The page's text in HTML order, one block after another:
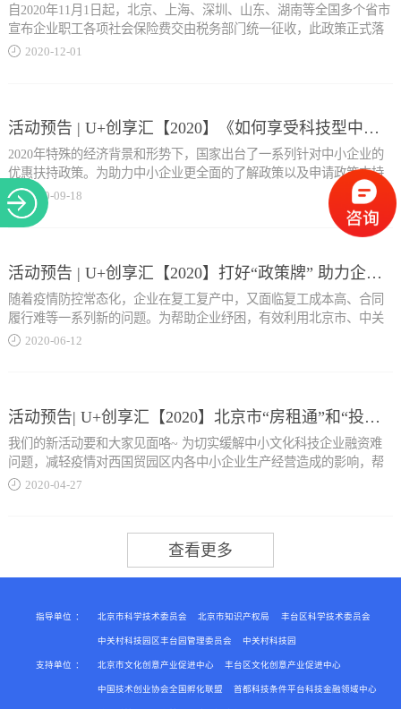
自2020年11月1日起，北京、上海、深圳、山东、湖南等全国多个省市
宣布企业职工各项社会保险费交由税务部门统一征收，此政策正式落
地实施。那么，关于社保征税，对于中小民营企业的用工成本有何影
路，助力中小企业应对政策改革等措施。01活动概况活动时间2020年
12月3日14:00-16:00 活动地点北京市丰台区丰管路16号西国贸·科技孵
化广场4018室 活动流程13:30-14:00 企业签到14:00-15:30 导师讲解
15:30-16:00...
答疑交流02课程介绍讲师介绍 庚 鑫51社保首席专家，国内知名劳动
计。上海电视台东方财经频道专访嘉宾，重庆经济广播电台特邀嘉
宾，山东省人力资源服务从业者培训班特邀讲师，天津中小企业经济
发展协会专家成员，北京物资学院企业家课堂校外导师。 课程内容
保税征划转方式与征管变化3．社保税征政策研判与趋势展望4．被动
2020-12-01
活动预告 | U+创享汇【2020】《如何享受科技型中小企业成长过程中的政策红利》 线下沙龙分享会
2020年特殊的经济背景和形势下，国家出台了一系列针对中小企业的
优惠扶持政策。为助力中小企业更全面的了解政策以及申请政策支持
的方法，更好的享受国家扶持与福利，永同昌科技孵化器与北京顺然
天成咨询有限公司联合举办的《如何享受科技型中小企业成长过程中
的政策红利》 线下沙龙分享会，将从政策申报常见问题、中小企业申
航。 01活动概况活动形式线下沙龙分享会（限额10人） 活动时间2020
年9月24日下午14:00-16:00 活动地点北京市丰台区丰管路16号西国贸·
科技孵化广场4018室 组织架构主办单位北京永同昌丰益科技孵化器有
限公司协办单位...
雷高级项目咨询师北京顺然天成咨询有限公司技术总监、创业导师、
技术经纪人、科技评估师、北京市石景山区科技服务业产业联盟特约
讲师，北京市房山区高企业特约讲师。从业十年来致力于科技政策咨
展有独到见解。 课程内容一、如何选取适合科技型中小企业申报的科
2020-09-18
活动预告 | U+创享汇【2020】打好“政策牌” 助力企业“高精尖” 线下政策宣讲主题分享会
随着疫情防控常态化，企业在复工复产中，又面临复工成本高、合同
履行难等一系列新的问题。为帮助企业纾困，有效利用北京市、中关
村及各委办局助力企业发展的各项优惠政策及特殊扶植政策，由北京
用政策护城河，助力企业发展。活动主题打好政策牌，助力企业高精
尖组织架构主办单位：北京市中小企业公共服务平台承办单位：北京
永同昌丰益科技孵化器有限公司方象知产信息科技研究院棠荫学院活
动时间2020年6月17日...
技孵化广场4018室 活动流程13:30-14:00 参会人员签到14:00-14:05 主
持人开场14:05-14:20 方象知产研究院介绍14:20-15:40 主讲老师进行
政策宣讲15:40-16:00 答疑交流导师介绍杨瑾铄：棠荫学院科技咨询总
项目申请、资质申请、外事接待等。多年政策咨询、企业咨询、课题
研究、产业研究经验。课程内容1. 北京市各委办局针对中小微企业的
2020-06-12
活动预告| U+创享汇【2020】北京市“房租通”和“投贷奖”政策解读及申报主题分享会
我们的新活动要和大家见面咯~ 为切实缓解中小文化科技企业融资难
问题，减轻疫情对西国贸园区内各中小企业生产经营造成的影响，帮
助企业更好的了解国家优惠政策，争取到相应的支持，共渡经济难
科技项目评审专家赵煜老师，与各位企业代表面对面交流，一对一解
答政策申报中遇到的问题。我们本次活动的地点是在西国贸园区中心
花园，风景秀丽，绿意盎然大家可以边学习边赏景与春并肩赶快积极
北京市丰台区丰...
管路16号西国贸园区中心花园活动流程13:30-14:00 企业签到14:00-
14:10 主持人开场14:10-15:40 导师讲解15:40-16:00 答疑交流 02课程介
2020-04-27
指导单位 ： 北京市科学技术委员会 北京市知识产权局 丰台区科学技术委员会
中关村科技园区丰台园管理委员会 中关村科技园
支持单位 ： 北京市文化创意产业促进中心 丰台区文化创意产业促进中心
中国技术创业协会全国孵化联盟 首都科技条件平台科技金融领域中心